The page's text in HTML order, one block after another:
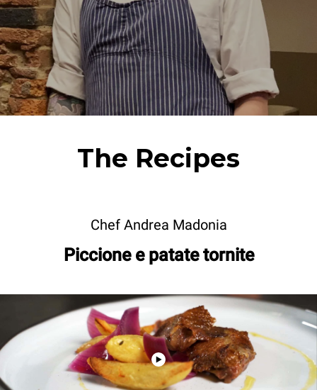
The Recipes
Chef Andrea Madonia
Piccione e patate tornite